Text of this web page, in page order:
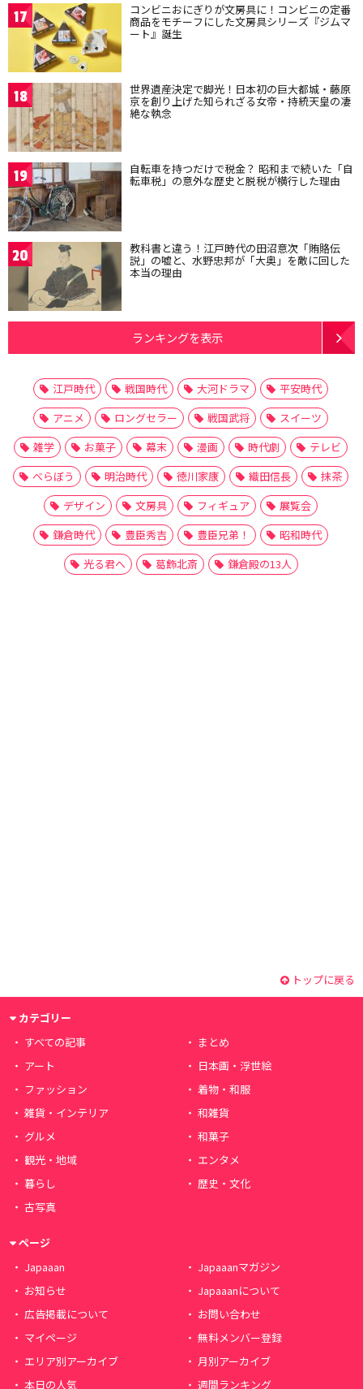
17 コンビニおにぎりが文房具に！コンビニの定番
商品をモチーフにした文房具シリーズ『ジムマ
ート』誕生
18 世界遺産決定で脚光！日本初の巨大都城・藤原
京を創り上げた知られざる女帝・持統天皇の凄
絶な執念
19 自転車を持つだけで税金？ 昭和まで続いた「自
転車税」の意外な歴史と脱税が横行した理由
20 教科書と違う！江戸時代の田沼意次「賄賂伝
説」の嘘と、水野忠邦が「大奥」を敵に回した
本当の理由
ランキングを表示
江戸時代 戦国時代 大河ドラマ
平安時代
アニメ
ロングセラー 戦国武将
スイーツ
雑学
お菓子 幕末 漫画 時代劇
テレビ
べらぼう
明治時代 徳川家康 織田信長
抹茶
デザイン
文房具 フィギュア
展覧会
鎌倉時代
豊臣秀吉 豊臣兄弟！
昭和時代
光る君へ
葛飾北斎 鎌倉殿の13人
トップに戻る
カテゴリー
すべての記事
まとめ
アート
日本画・浮世絵
ファッション
着物・和服
雑貨・インテリア
和雑貨
グルメ
和菓子
観光・地域
エンタメ
暮らし
歴史・文化
古写真
ページ
Japaaan
Japaaanマガジン
お知らせ
Japaaanについて
広告掲載について
お問い合わせ
マイページ
無料メンバー登録
エリア別アーカイブ
月別アーカイブ
本日の人気
週間ランキング